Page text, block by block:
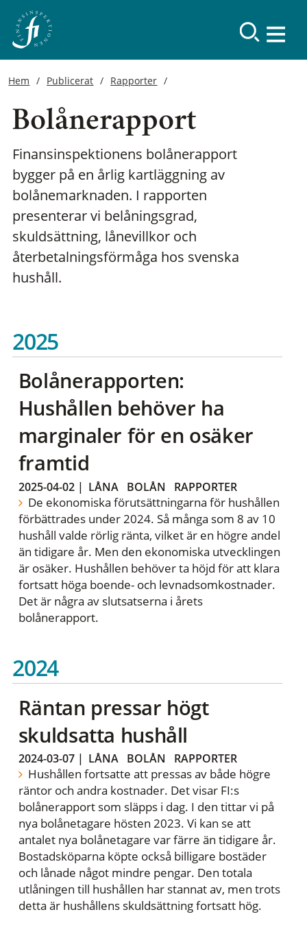
Hem Publicerat Rapporter
Bolånerapport
Finansinspektionens bolånerapport
bygger på en årlig kartläggning av
bolånemarknaden. I rapporten
presenterar vi belåningsgrad,
skuldsättning, lånevillkor och
återbetalningsförmåga hos svenska
hushåll.
2025
Bolånerapporten:
Hushållen behöver ha
marginaler för en osäker
framtid
2025-04-02| LÅNA BOLÅN RAPPORTER
De ekonomiska förutsättningarna för hushållen
förbättrades under 2024. Så många som 8 av 10
hushåll valde rörlig ränta, vilket är en högre andel
än tidigare år. Men den ekonomiska utvecklingen
är osäker. Hushållen behöver ta höjd för att klara
fortsatt höga boende- och levnadsomkostnader.
Det är några av slutsatserna i årets
bolånerapport.
2024
Räntan pressar högt
skuldsatta hushåll
2024-03-07| LÅNA BOLÅN RAPPORTER
Hushållen fortsatte att pressas av både högre
räntor och andra kostnader. Det visar FI:s
bolånerapport som släpps i dag. I den tittar vi på
nya bolånetagare hösten 2023. Vi kan se att
antalet nya bolånetagare var färre än tidigare år.
Bostadsköparna köpte också billigare bostäder
och lånade något mindre pengar. Den totala
utlåningen till hushållen har stannat av, men trots
detta är hushållens skuldsättning fortsatt hög.